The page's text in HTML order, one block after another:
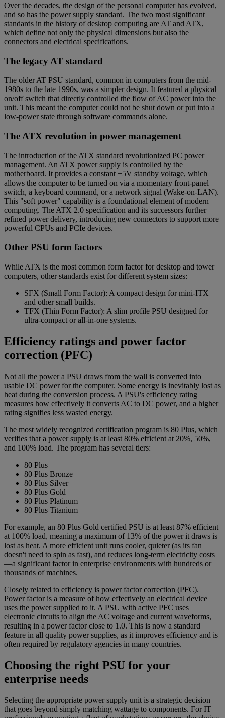
Over the decades, the design of the personal computer has evolved,
and so has the power supply standard. The two most significant
standards in the history of desktop computing are AT and ATX,
which define not only the physical dimensions but also the
connectors and electrical specifications.
The legacy AT standard
The older AT PSU standard, common in computers from the mid-
1980s to the late 1990s, was a simpler design. It featured a physical
on/off switch that directly controlled the flow of AC power into the
unit. This meant the computer could not be shut down or put into a
low-power state through software commands alone.
The ATX revolution in power management
The introduction of the ATX standard revolutionized PC power
management. An ATX power supply is controlled by the
motherboard. It provides a constant +5V standby voltage, which
allows the computer to be turned on via a momentary front-panel
switch, a keyboard command, or a network signal (Wake-on-LAN).
This "soft power" capability is a foundational element of modern
computing. The ATX 2.0 specification and its successors further
refined power delivery, introducing new connectors to support more
powerful CPUs and PCIe devices.
Other PSU form factors
While ATX is the most common form factor for desktop and tower
computers, other standards exist for different system sizes:
SFX (Small Form Factor): A compact design for mini-ITX
and other small builds.
TFX (Thin Form Factor): A slim profile PSU designed for
ultra-compact or all-in-one systems.
Efficiency ratings and power factor
correction (PFC)
Not all the power a PSU draws from the wall is converted into
usable DC power for the computer. Some energy is inevitably lost as
heat during the conversion process. A PSU's efficiency rating
measures how effectively it converts AC to DC power, and a higher
rating signifies less wasted energy.
The most widely recognized certification program is 80 Plus, which
verifies that a power supply is at least 80% efficient at 20%, 50%,
and 100% load. The program has several tiers:
80 Plus
80 Plus Bronze
80 Plus Silver
80 Plus Gold
80 Plus Platinum
80 Plus Titanium
For example, an 80 Plus Gold certified PSU is at least 87% efficient
at 100% load, meaning a maximum of 13% of the power it draws is
lost as heat. A more efficient unit runs cooler, quieter (as its fan
doesn't need to spin as fast), and reduces long-term electricity costs
—a significant factor in enterprise environments with hundreds or
thousands of machines.
Closely related to efficiency is power factor correction (PFC).
Power factor is a measure of how effectively an electrical device
uses the power supplied to it. A PSU with active PFC uses
electronic circuits to align the AC voltage and current waveforms,
resulting in a power factor close to 1.0. This is now a standard
feature in all quality power supplies, as it improves efficiency and is
often required by regulatory agencies in many countries.
Choosing the right PSU for your
enterprise needs
Selecting the appropriate power supply unit is a strategic decision
that goes beyond simply matching wattage to components. For IT